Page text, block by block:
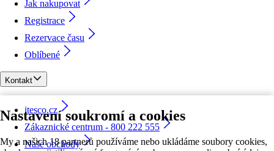
Nastavení soukromí a cookies
My a našich 18 partnerů používáme nebo ukládáme soubory cookies,
Jak nakupovat
Registrace
Rezervace času
Oblíbené
Kontakt
itesco.cz
Zákaznické centrum - 800 222 555
Naše obchody